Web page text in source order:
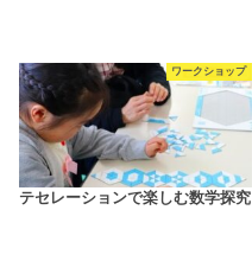
ワークショップ
テセレーションで楽しむ数学探究